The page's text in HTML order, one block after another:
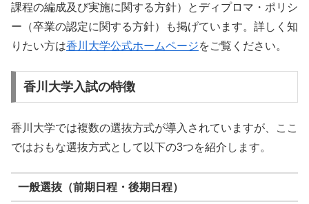
課程の編成及び実施に関する方針）とディプロマ・ポリシ
ー（卒業の認定に関する方針）も掲げています。詳しく知
りたい方は香川大学公式ホームページをご覧ください。
香川大学入試の特徴
香川大学では複数の選抜方式が導入されていますが、ここ
ではおもな選抜方式として以下の3つを紹介します。
一般選抜（前期日程・後期日程）